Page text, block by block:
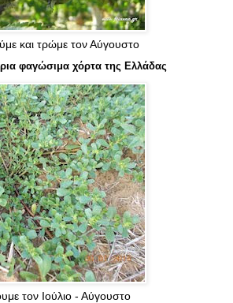
και τρώμε τον Αύγουστο
φαγώσιμα χόρτα της Ελλάδας
τον Ιούλιο - Αύγουστο